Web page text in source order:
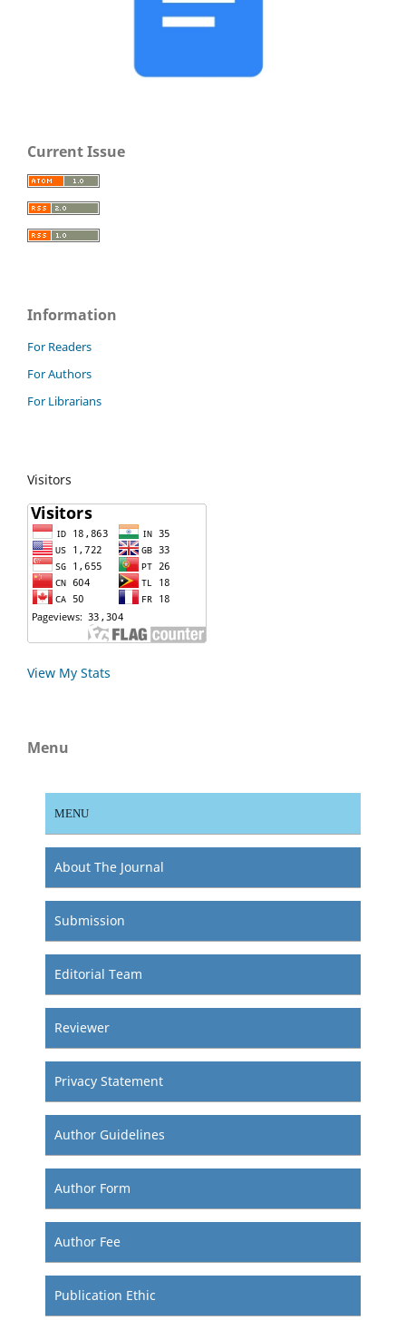
Current Issue
Information
For Readers
For Authors
For Librarians
Visitors
View My Stats
Menu
MENU
About The Journal
Submission
Editorial Team
Reviewer
Privacy Statement
Author Guidelines
Author Form
Author Fee
Publication Ethic